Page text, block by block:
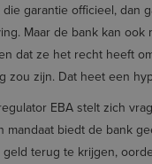
garantie officieel, dan
Maar de bank kan ook
dat ze het recht heeft
zou zijn. Dat heet een
EBA stelt zich
mandaat biedt de bank
terug te krijgen,